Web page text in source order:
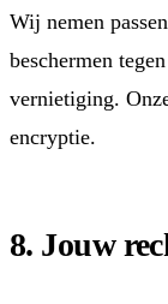
Wij nemen
beschermen
vernietiging.
encryptie.
8. Jouw